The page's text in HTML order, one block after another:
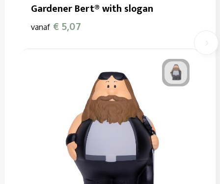
Gardener Bert® with slogan
vanaf € 5,07